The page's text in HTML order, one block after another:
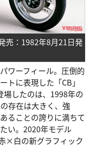
売：1982年8月21日発
ワーフィール。圧倒的
トに表現した「CB」
場したのは、1998年の
存在は大きく、強
ることの誇りに満ちて
い。2020年モデル
×白の新グラフィック